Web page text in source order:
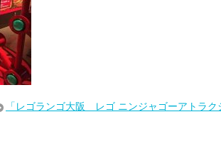
「レゴランゴ大阪 レゴ ニンジャゴーアトラク